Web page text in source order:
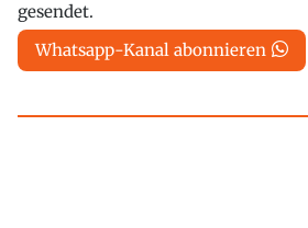
gesendet.
Whatsapp-Kanal abonnieren